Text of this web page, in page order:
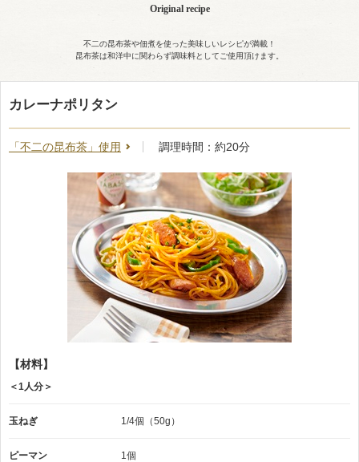
Original recipe
不二の昆布茶や佃煮を使った美味しいレシピが満載！
昆布茶は和洋中に関わらず調味料としてご使用頂けます。
カレーナポリタン
「不二の昆布茶」使用 調理時間：約20分
【材料】
＜1人分＞
玉ねぎ 1/4個（50g）
ピーマン 1個